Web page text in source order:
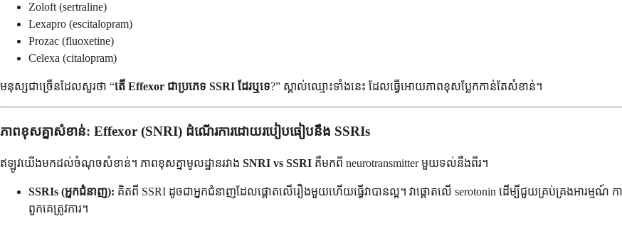
Zoloft (sertraline)
Lexapro (escitalopram)
Prozac (fluoxetine)
Celexa (citalopram)
មនុស្សជាច្រើនដែលសួរថា “តើ Effexor ជាប្រភេទ SSRI ដែរឬទេ?” ស្គាល់ឈ្មោះទាំងនេះ ដែលធ្វើអោយភាពខុសប្លែកកាន់តែសំខាន់។
ភាពខុសគ្នាសំខាន់: Effexor (SNRI) ដំណើរការដោយរបៀបធៀបនឹង SSRIs
ឥឡូវយើងមកដល់ចំណុចសំខាន់។ ភាពខុសគ្នាមូលដ្ឋានរវាង SNRI vs SSRI គឺមកពី neurotransmitter មួយទល់នឹងពីរ។
SSRIs (អ្នកជំនាញ): គិតពី SSRI ដូចជាអ្នកជំនាញដែលផ្តោតលើរឿងមួយហើយធ្វើវាបានល្អ។ វាផ្តោតលើ serotonin ដើម្បីជួយគ្រប់គ្រងអារម្មណ៍
ពួកគេត្រូវការ។